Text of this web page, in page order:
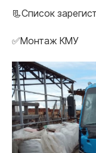
📃Список
✅Монтаж КМУ